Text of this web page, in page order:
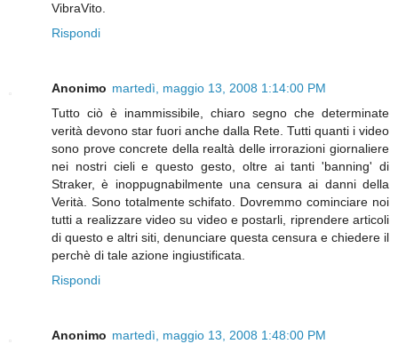
VibraVito.
Rispondi
Anonimo martedì, maggio 13, 2008 1:14:00 PM
Tutto ciò è inammissibile, chiaro segno che determinate
verità devono star fuori anche dalla Rete. Tutti quanti i video
sono prove concrete della realtà delle irrorazioni giornaliere
nei nostri cieli e questo gesto, oltre ai tanti 'banning' di
Straker, è inoppugnabilmente una censura ai danni della
Verità. Sono totalmente schifato. Dovremmo cominciare noi
tutti a realizzare video su video e postarli, riprendere articoli
di questo e altri siti, denunciare questa censura e chiedere il
perchè di tale azione ingiustificata.
Rispondi
Anonimo martedì, maggio 13, 2008 1:48:00 PM